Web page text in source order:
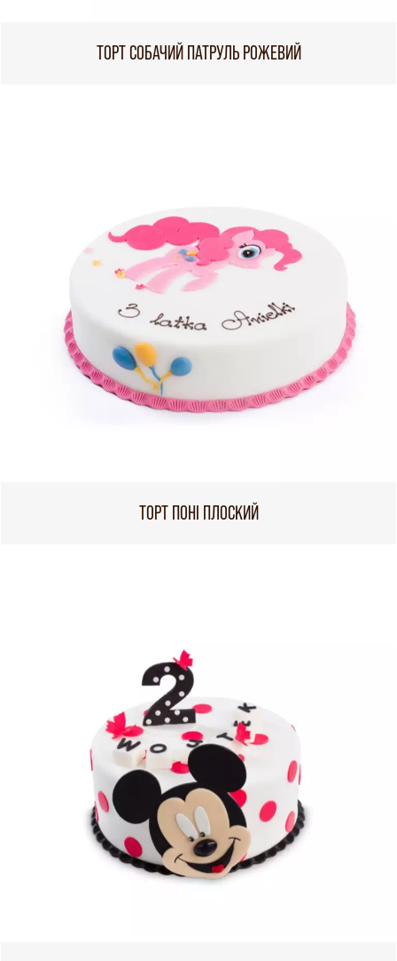
ТОРТ СОБАЧИЙ ПАТРУЛЬ РОЖЕВИЙ
ТОРТ ПОНІ ПЛОСКИЙ